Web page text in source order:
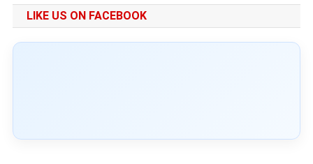
LIKE US ON FACEBOOK